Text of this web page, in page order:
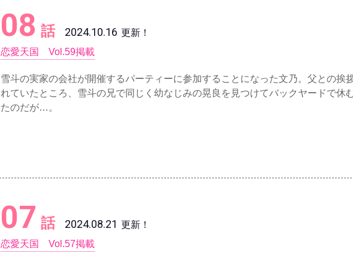
08 話 2024.10.16 更新！
恋愛天国 Vol.59掲載
雪斗の実家の会社が開催するパーティーに参加することになった文乃。父との挨
れていたところ、雪斗の兄で同じく幼なじみの晃良を見つけてバックヤードで休
たのだが…。
07 話 2024.08.21 更新！
恋愛天国 Vol.57掲載